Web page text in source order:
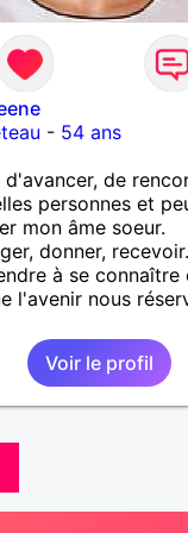
- 54 ans
d'avancer, de
personnes et
mon âme soeur.
donner, recevoir.
à se connaître
l'avenir nous
Voir le profil